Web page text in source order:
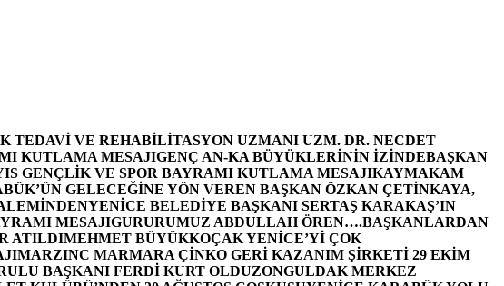
TEDAVİ VE REHABİLİTASYON UZMANI UZM. DR. NECDET
KUTLAMA MESAJIGENÇ AN-KA BÜYÜKLERİNİN İZİNDEBAŞKAN
GENÇLİK VE SPOR BAYRAMI KUTLAMA MESAJIKAYMAKAM
GELECEĞİNE YÖN VEREN BAŞKAN ÖZKAN ÇETİNKAYA,
YENİCE BELEDİYE BAŞKANI SERTAŞ KARAKAŞ’IN
MESAJIGURURUMUZ ABDULLAH ÖREN….BAŞKANLARDAN
ATILDIMEHMET BÜYÜKKOÇAK YENİCE’Yİ ÇOK
MARZINC MARMARA ÇİNKO GERİ KAZANIM ŞİRKETİ 29 EKİM
BAŞKANI FERDİ KURT OLDUZONGULDAK MERKEZ